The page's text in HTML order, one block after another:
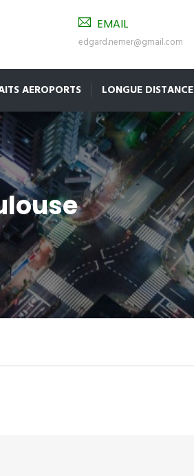
EMAIL
edgard.nemer@gmail.com
AEROPORTS LONGUE DISTANCE